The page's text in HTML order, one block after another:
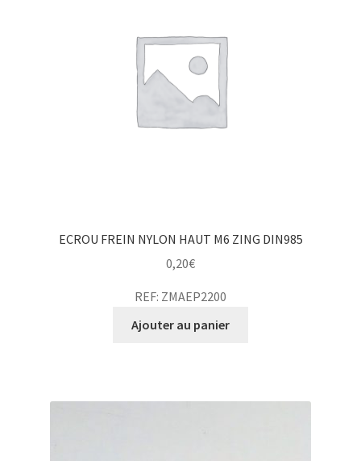
ECROU FREIN NYLON HAUT M6 ZING DIN985
0,20€
REF: ZMAEP2200
Ajouter au panier